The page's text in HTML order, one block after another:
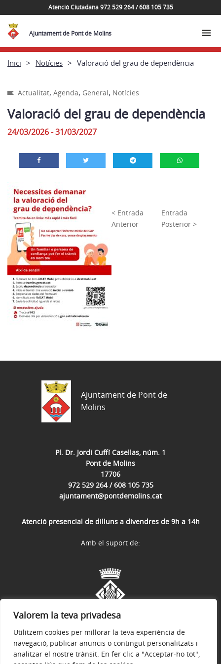
Valorem la teva privadesa
Utilitzem cookies per millorar la teva experiència de
navegació, publicar anuncis o contingut personalitzats i
analitzar el nostre trànsit. En fer clic a "Acceptar-ho tot",
Atenció Ciutadana 972 529 264 / 608 105 735
Ajuntament de Pont de Molins
Inici Notícies Valoració del grau de dependència
Actualitat, Agenda, General, Notícies
Valoració del grau de dependència
24/03/2026 - 31/03/2027
< Entrada
Anterior
Entrada
Posterior >
Pl. Dr. Jordi Cuffí Casellas, núm. 1
Pont de Molins
17706
972 529 264 / 608 105 735
ajuntament@pontdemolins.cat
Atenció presencial de dilluns a divendres de 9h a 14h
Ajuntament de Pont de
Molins
Amb el suport de: